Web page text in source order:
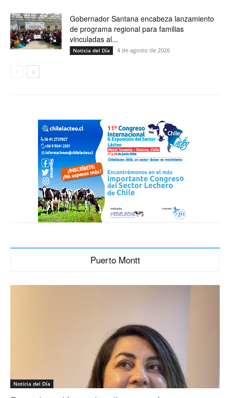
Gobernador Santana encabeza lanzamiento
de programa regional para familias
vinculadas al...
Noticia del Día 4 de agosto de 2026
Puerto Montt
Noticia del Día